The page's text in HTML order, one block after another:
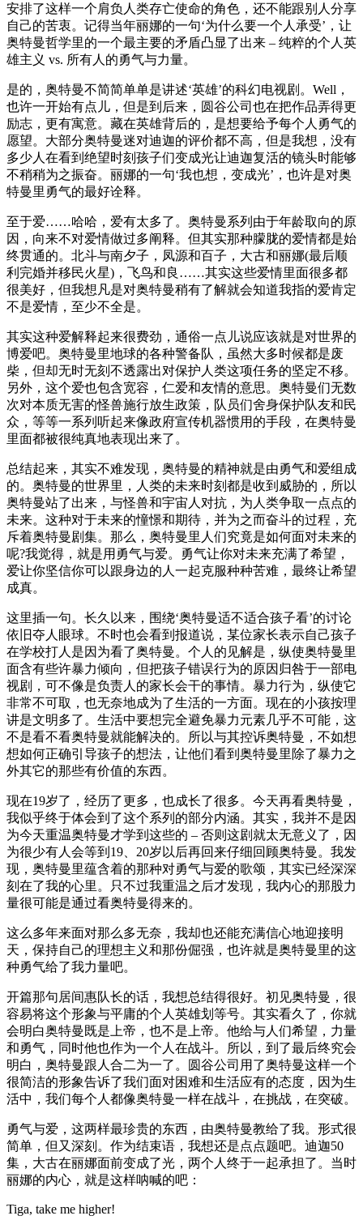
安排了这样一个肩负人类存亡使命的角色，还不能跟别人分享
自己的苦衷。记得当年丽娜的一句‘为什么要一个人承受’，让
奥特曼哲学里的一个最主要的矛盾凸显了出来 – 纯粹的个人英
雄主义 vs. 所有人的勇气与力量。
是的，奥特曼不简简单单是讲述‘英雄’的科幻电视剧。Well，
也许一开始有点儿，但是到后来，圆谷公司也在把作品弄得更
励志，更有寓意。藏在英雄背后的，是想要给予每个人勇气的
愿望。大部分奥特曼迷对迪迦的评价都不高，但是我想，没有
多少人在看到绝望时刻孩子们变成光让迪迦复活的镜头时能够
不稍稍为之振奋。丽娜的一句‘我也想，变成光’，也许是对奥
特曼里勇气的最好诠释。
至于爱……哈哈，爱有太多了。奥特曼系列由于年龄取向的原
因，向来不对爱情做过多阐释。但其实那种朦胧的爱情都是始
终贯通的。北斗与南夕子，凤源和百子，大古和丽娜(最后顺
利完婚并移民火星)，飞鸟和良……其实这些爱情里面很多都
很美好，但我想凡是对奥特曼稍有了解就会知道我指的爱肯定
不是爱情，至少不全是。
其实这种爱解释起来很费劲，通俗一点儿说应该就是对世界的
博爱吧。奥特曼里地球的各种警备队，虽然大多时候都是废
柴，但却无时无刻不透露出对保护人类这项任务的坚定不移。
另外，这个爱也包含宽容，仁爱和友情的意思。奥特曼们无数
次对本质无害的怪兽施行放生政策，队员们舍身保护队友和民
众，等等一系列听起来像政府宣传机器惯用的手段，在奥特曼
里面都被很纯真地表现出来了。
总结起来，其实不难发现，奥特曼的精神就是由勇气和爱组成
的。奥特曼的世界里，人类的未来时刻都是收到威胁的，所以
奥特曼站了出来，与怪兽和宇宙人对抗，为人类争取一点点的
未来。这种对于未来的憧憬和期待，并为之而奋斗的过程，充
斥着奥特曼剧集。那么，奥特曼里人们究竟是如何面对未来的
呢?我觉得，就是用勇气与爱。勇气让你对未来充满了希望，
爱让你坚信你可以跟身边的人一起克服种种苦难，最终让希望
成真。
这里插一句。长久以来，围绕‘奥特曼适不适合孩子看’的讨论
依旧夺人眼球。不时也会看到报道说，某位家长表示自己孩子
在学校打人是因为看了奥特曼。个人的见解是，纵使奥特曼里
面含有些许暴力倾向，但把孩子错误行为的原因归咎于一部电
视剧，可不像是负责人的家长会干的事情。暴力行为，纵使它
非常不可取，也无奈地成为了生活的一方面。现在的小孩按理
讲是文明多了。生活中要想完全避免暴力元素几乎不可能，这
不是看不看奥特曼就能解决的。所以与其控诉奥特曼，不如想
想如何正确引导孩子的想法，让他们看到奥特曼里除了暴力之
外其它的那些有价值的东西。
现在19岁了，经历了更多，也成长了很多。今天再看奥特曼，
我似乎终于体会到了这个系列的部分内涵。其实，我并不是因
为今天重温奥特曼才学到这些的 – 否则这剧就太无意义了，因
为很少有人会等到19、20岁以后再回来仔细回顾奥特曼。我发
现，奥特曼里蕴含着的那种对勇气与爱的歌颂，其实已经深深
刻在了我的心里。只不过我重温之后才发现，我内心的那股力
量很可能是通过看奥特曼得来的。
这么多年来面对那么多无奈，我却也还能充满信心地迎接明
天，保持自己的理想主义和那份倔强，也许就是奥特曼里的这
种勇气给了我力量吧。
开篇那句居间惠队长的话，我想总结得很好。初见奥特曼，很
容易将这个形象与平庸的个人英雄划等号。其实看久了，你就
会明白奥特曼既是上帝，也不是上帝。他给与人们希望，力量
和勇气，同时他也作为一个人在战斗。所以，到了最后终究会
明白，奥特曼跟人合二为一了。圆谷公司用了奥特曼这样一个
很简洁的形象告诉了我们面对困难和生活应有的态度，因为生
活中，我们每个人都像奥特曼一样在战斗，在挑战，在突破。
勇气与爱，这两样最珍贵的东西，由奥特曼教给了我。形式很
简单，但又深刻。作为结束语，我想还是点点题吧。迪迦50
集，大古在丽娜面前变成了光，两个人终于一起承担了。当时
丽娜的内心，就是这样呐喊的吧：
Tiga, take me higher!